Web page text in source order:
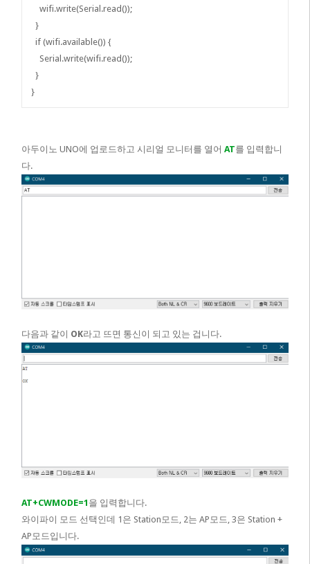
wifi.write(Serial.read());
}
if (wifi.available()) {
Serial.write(wifi.read());
}
}
아두이노 UNO에 업로드하고 시리얼 모니터를 열어 AT를 입력합니
다.
다음과 같이 OK라고 뜨면 통신이 되고 있는 겁니다.
AT+CWMODE=1 을 입력합니다.
와이파이 모드 선택인데 1은 Station모드, 2는 AP모드, 3은 Station +
AP모드입니다.